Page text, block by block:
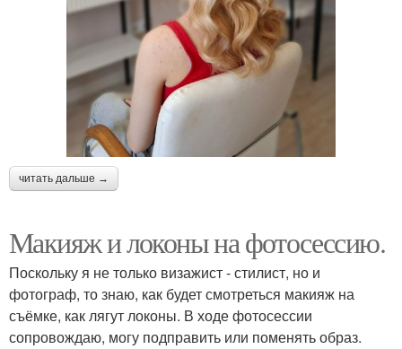
читать дальше →
Макияж и локоны на фотосессию.
Поскольку я не только визажист - стилист, но и
фотограф, то знаю, как будет смотреться макияж на
съёмке, как лягут локоны. В ходе фотосессии
сопровождаю, могу подправить или поменять образ.